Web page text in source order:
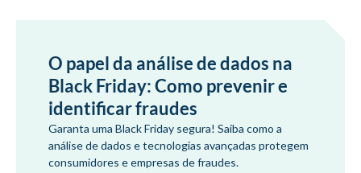
O papel da análise de dados na
Black Friday: Como prevenir e
identificar fraudes
Garanta uma Black Friday segura! Saiba como a
análise de dados e tecnologias avançadas protegem
consumidores e empresas de fraudes.